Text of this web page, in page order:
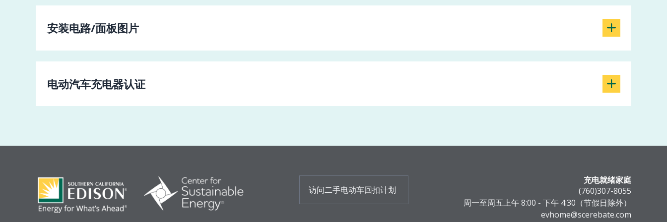
安装电路/面板图片
电动汽车充电器认证
访问二手电动车回扣计划
充电就绪家庭
(760)307-8055
周一至周五上午 8:00 - 下午 4:30（节假日除外）
evhome@scerebate.com